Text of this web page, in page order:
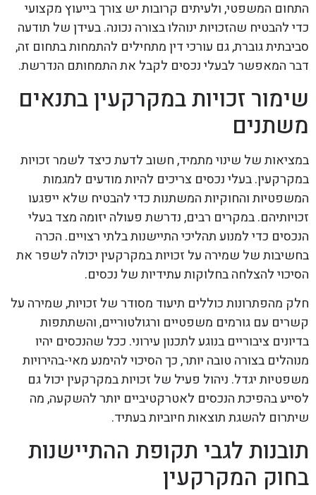
התחום המשפטי, ולעיתים קרובות יש צורך בייעוץ מקצועי
כדי להבטיח שהזכויות ינוהלו בצורה נכונה. בעידן של תודעה
סביבתית גוברת, גם עורכי דין מתחילים להתמחות בתחום זה,
דבר המאפשר לבעלי נכסים לקבל את התמחותם הנדרשת.
שימור זכויות במקרקעין בתנאים
משתנים
במציאות של שינוי מתמיד, חשוב לדעת כיצד לשמר זכויות
במקרקעין. בעלי נכסים צריכים להיות מודעים למגמות
המשפטיות והחוקיות המשתנות כדי להבטיח שלא ייפגעו
זכויותיהם. במקרים רבים, נדרשת פעולה יזומה מצד בעלי
הנכסים כדי למנוע תהליכי התיישנות בלתי רצויים. הכרה
בחשיבות של שמירה על זכויות במקרקעין יכולה לשפר את
הסיכוי להצלחה בחלוקות עתידיות של נכסים.
חלק מהפתרונות כוללים תיעוד מסודר של זכויות, שמירה על
קשרים עם גורמים משפטיים ורגולטוריים, והשתתפות
בדיונים ציבוריים בנוגע לתכנון עירוני. ככל שהנכסים יהיו
מנוהלים בצורה טובה יותר, כך הסיכוי להימנע מאי-בהירויות
משפטיות יגדל. ניהול פעיל של זכויות במקרקעין יכול גם
לסייע בהפיכת הנכסים לאטרקטיביים יותר להשקעה, מה
שיתרום להשגת תוצאות חיוביות בעתיד.
תובנות לגבי תקופת ההתיישנות
בחוק המקרקעין